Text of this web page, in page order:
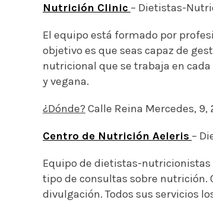
Nutrición Clinic – Dietistas-
El equipo está formado por
objetivo es que seas capaz de
nutricional que se trabaja en
y vegana.
¿Dónde? Calle Reina Mercedes,
Centro de Nutrición Aeleris –
Equipo de dietistas-
tipo de consultas sobre nutrición.
divulgación. Todos sus servicios